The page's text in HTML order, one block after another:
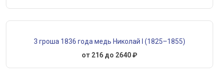
3 гроша 1836 года медь Николай I (1825–1855)
от 216 до 2640 ₽